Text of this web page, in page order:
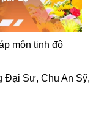
môn tịnh độ
Đại Sư, Chu An Sỹ,